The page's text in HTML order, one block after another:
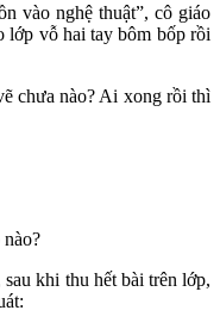
vào nghệ thuật”, cô giáo
lớp vỗ hai tay bôm bốp rồi
chưa nào? Ai xong rồi thì
khi thu hết bài trên lớp,